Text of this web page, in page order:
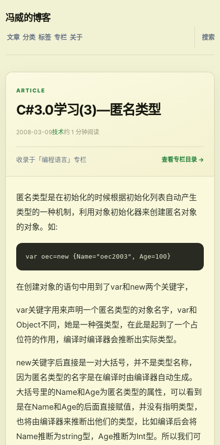
冯威的博客
文章 分类 标签 专栏 关于 搜索
ARTICLE
C#3.0学习(3)—匿名类型
2008-03-09技术约 1 分钟阅读
收录于「编程语言」专栏 查看专栏目录 →
匿名类型是在初始化的时候根据初始化列表自动产生
类型的一种机制，利用对象初始化器来创建匿名对象
的对象。如:
在创建对象的语句中用到了var和new两个关键字，
var关键字用来声明一个匿名类型的对象名字，var和
Object不同，她是一种强类型，在此是起到了一个占
位符的作用，编译时编译器会推断出实际类型。
new关键字后直接是一对大括号，并不是类型名称，
因为匿名类型的名字是在编译时由编译器自动生成。
大括号里的Name和Age为匿名类型的属性，可以看到
是在Name和Age的后面直接赋值，并没有指明类型，
也将由编译器来推断出他们的类型，比如编译后会将
Name推断为string型，Age推断为Int型。所以我们可